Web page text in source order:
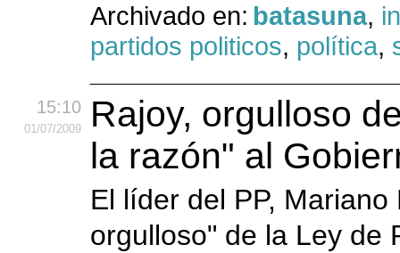
Archivado en: batasuna,
partidos politicos, política,
15:10
01/07/2009
Rajoy, orgulloso
la razón" al
El líder del PP,
orgulloso" de la Ley de